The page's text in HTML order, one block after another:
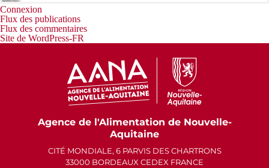
Connexion
Flux des publications
Flux des commentaires
Site de WordPress-FR
Agence de l'Alimentation de Nouvelle-
Aquitaine
CITÉ MONDIALE, 6 PARVIS DES CHARTRONS
33000 BORDEAUX CEDEX FRANCE